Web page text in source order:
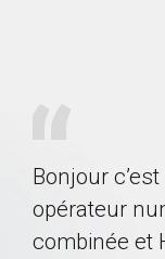
Bonjour
opérateur
combinée et